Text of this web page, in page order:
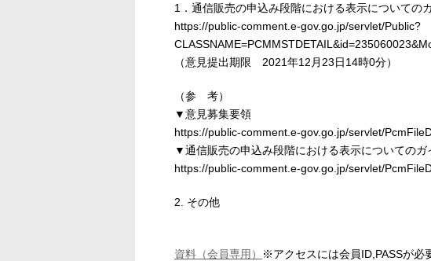
1．通信販売の申込み段階における表示についての
https://public-comment.e-gov.go.jp/servlet/Public?
（意見提出期限 2021年12月23日14時0分）
（参 考）
▼意見募集要領
https://public-comment.e-gov.go.jp/servlet/
▼通信販売の申込み段階における表示についてのガ
https://public-comment.e-gov.go.jp/servlet/
2. その他
資料（会員専用） ※アクセスには会員ID,PASSが必